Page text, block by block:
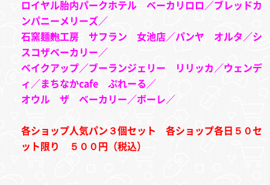
ロイヤル胎内パークホテル ベーカリロロ／ブレッドカ
ンパニーメリーズ／
石窯麺麭工房 サフラン 女池店／パンヤ オルタ／シ
スコザベーカリー／
ベイクアップ／ブーランジェリー リリッカ／ウェンデ
ィ／まちなかcafe ぷれーる／
オウル ザ ベーカリー／ボーレ／
各ショップ人気パン３個セット 各ショップ各日５０セ
ット限り ５００円（税込）